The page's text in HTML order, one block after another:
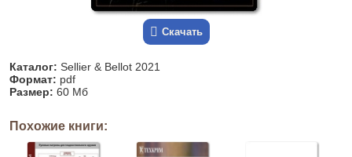
Скачать
Каталог: Sellier & Bellot 2021
Формат: pdf
Размер: 60 Мб
Похожие книги: